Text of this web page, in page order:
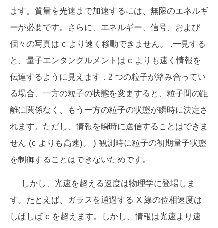
ます。質量を光速まで加速するには、無限のエネルギ
ーが必要です。さらに、エネルギー、信号、および
個々の写真は c より速く移動できません。 .一見する
と、量子エンタングルメントは c よりも速く情報を
伝達するように見えます . 2 つの粒子が絡み合ってい
る場合、一方の粒子の状態を変更すると、粒子間の距
離に関係なく、もう一方の粒子の状態が瞬時に決定さ
れます。ただし、情報を瞬時に送信することはできま
せん (c よりも高速)。 ) 観測時に粒子の初期量子状態
を制御することはできないためです。
しかし、光速を超える速度は物理学に登場しま
す。たとえば、ガラスを通過する X 線の位相速度は
しばしば c を超えます。しかし、情報は光速より速